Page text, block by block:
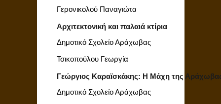
Γερονικολού Παναγιώτα
Αρχιτεκτονική και παλαιά κτίρια
Δημοτικό Σχολείο Αράχωβας
Τσικοπούλου Γεωργία
Γεώργιος Καραϊσκάκης: Η Μάχη της
Δημοτικό Σχολείο Αράχωβας